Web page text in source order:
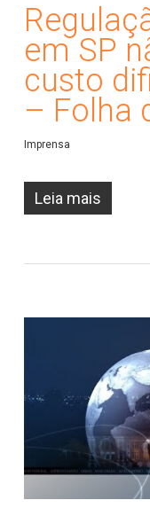
em SP
custo
– Folha
Imprensa
Leia mais